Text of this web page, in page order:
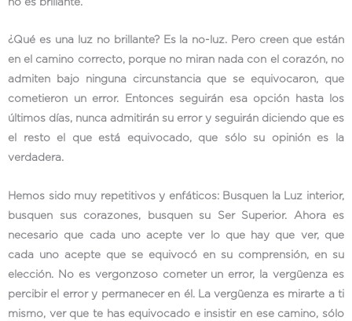
¿Qué es una luz no brillante? Es la no-luz. Pero creen que están
en el camino correcto, porque no miran nada con el corazón, no
admiten bajo ninguna circunstancia que se equivocaron, que
cometieron un error. Entonces seguirán esa opción hasta los
últimos días, nunca admitirán su error y seguirán diciendo que es
el resto el que está equivocado, que sólo su opinión es la
verdadera.
Hemos sido muy repetitivos y enfáticos: Busquen la Luz interior,
busquen sus corazones, busquen su Ser Superior. Ahora es
necesario que cada uno acepte ver lo que hay que ver, que
cada uno acepte que se equivocó en su comprensión, en su
elección. No es vergonzoso cometer un error, la vergüenza es
percibir el error y permanecer en él. La vergüenza es mirarte a ti
mismo, ver que te has equivocado e insistir en ese camino, sólo